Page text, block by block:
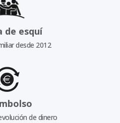
de esquí
desde 2012
de dinero